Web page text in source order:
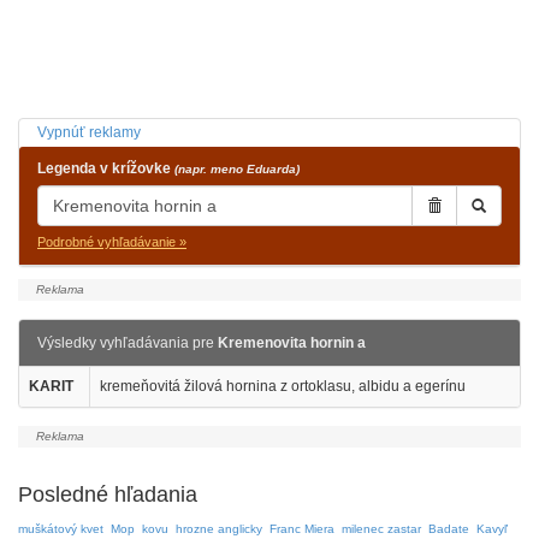
Vypnúť reklamy
Legenda v krížovke (napr. meno Eduarda)
Podrobné vyhľadávanie »
Výsledky vyhľadávania pre Kremenovita hornin a
KARIT kremeňovitá žilová hornina z ortoklasu, albidu a egerínu
Posledné hľadania
muškátový kvet Mop kovu hrozne anglicky Franc Miera milenec zastar Badate Kavyľ